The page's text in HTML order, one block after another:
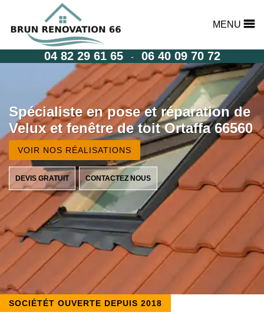
MENU
04 82 29 61 65 - 06 40 09 70 72
Spécialiste en pose et réparation de
Velux et fenêtre de toit Ortaffa 66560
VOIR NOS RÉALISATIONS
DEVIS GRATUIT CONTACTEZ NOUS
SOCIÉTÉT OUVERTE DEPUIS 2018